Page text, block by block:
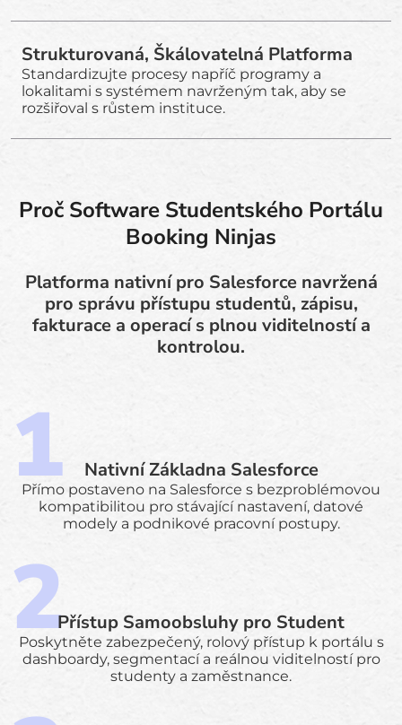
Strukturovaná, Škálovatelná Platforma
Standardizujte procesy napříč programy a
lokalitami s systémem navrženým tak, aby se
rozšiřoval s růstem instituce.
Proč Software Studentského Portálu
Booking Ninjas
Platforma nativní pro Salesforce navržená
pro správu přístupu studentů, zápisu,
fakturace a operací s plnou viditelností a
kontrolou.
Nativní Základna Salesforce
Přímo postaveno na Salesforce s bezproblémovou
kompatibilitou pro stávající nastavení, datové
modely a podnikové pracovní postupy.
Přístup Samoobsluhy pro Student
Poskytněte zabezpečený, rolový přístup k portálu s
dashboardy, segmentací a reálnou viditelností pro
studenty a zaměstnance.